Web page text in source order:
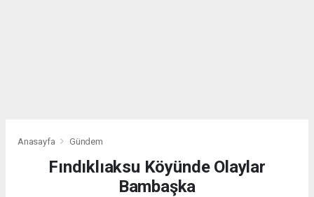
Anasayfa Gündem
Fındıklıaksu Köyünde Olaylar
Bambaşka